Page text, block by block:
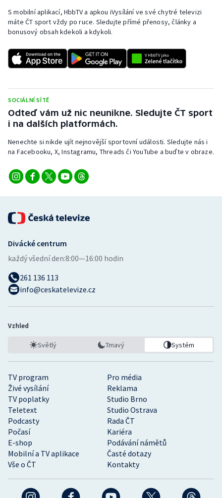
Short track
Sportovní střelba
Stolní tenis
Veslování
Volejbal
Ostatní
S mobilní aplikací, HbbTV a apkou iVysílání ve své chytré televizi
máte ČT sport vždy po ruce. Sledujte přímé přenosy, články a
bonusový obsah kdekoli a kdykoli.
SOCIÁLNÍ SÍTĚ
Odteď vám už nic neunikne. Sledujte ČT sport
i na dalších platformách.
Nenechte si nikde ujít nejnovější sportovní události. Sledujte nás i
na Facebooku, X, Instagramu, Threads či YouTube a buďte v obraze.
TV program
Pro média
Živé vysílání
Reklama
TV poplatky
Studio Brno
Teletext
Studio Ostrava
Podcasty
Rada ČT
Počasí
Kariéra
E-shop
Podávání námětů
Mobilní a TV aplikace
Časté dotazy
Vše o ČT
Kontakty
Divácké centrum
každý všední den:8:00—16:00 hodin
261 136 113
info@ceskatelevize.cz
Vzhled
Světlý Tmavý Systém